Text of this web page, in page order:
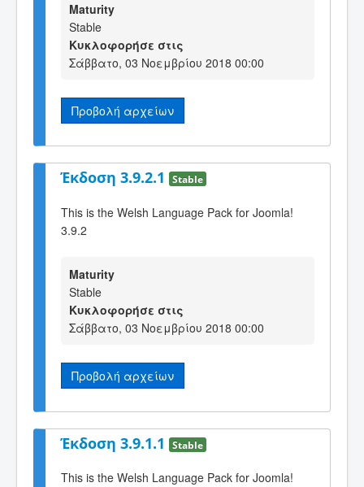
Maturity
Stable
Κυκλοφορήσε στις
Σάββατο, 03 Νοεμβρίου 2018 00:00
Προβολή αρχείων
Έκδοση 3.9.2.1 Stable
This is the Welsh Language Pack for Joomla!
3.9.2
Maturity
Stable
Κυκλοφορήσε στις
Σάββατο, 03 Νοεμβρίου 2018 00:00
Προβολή αρχείων
Έκδοση 3.9.1.1 Stable
This is the Welsh Language Pack for Joomla!